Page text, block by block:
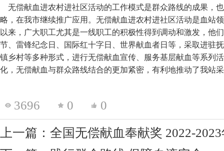
无偿献血进农村进社区活动的工作模式是群众路线的成果，
略，在我市继续推广应用。无偿献血进农村进社区活动是血站
以来，广大职工尤其是一线职工的积极性得到调动和激发，他
节、雷锋纪念日、国际红十字日、世界献血者日等，采取进驻
镇乡村等多种形式，进行无偿献血宣传、服务基层献血等系列
化，无偿献血与群众路线结合的更加紧密，有利地推动了我站
3696 0 0
上一篇：全国无偿献血奉献奖 2022-